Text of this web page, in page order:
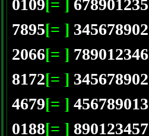
0109[= ] 678901235
7895[= ] 345678902
2066[= ] 789012346
8172[= ] 345678902
4679[= ] 456789013
0188[= ] 890123457